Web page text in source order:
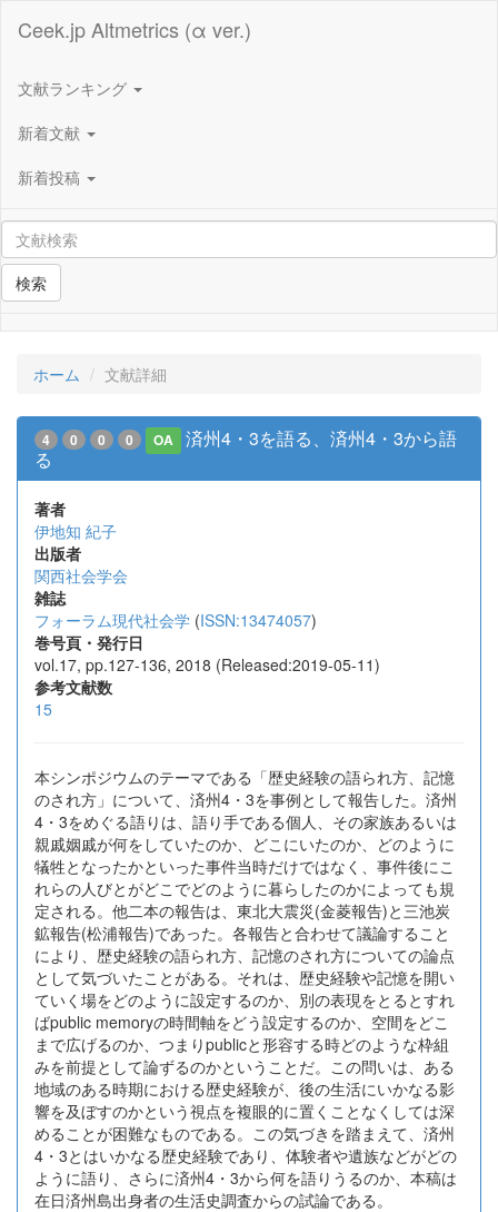
Ceek.jp Altmetrics (α ver.)
文献ランキング
新着文献
新着投稿
検索
ホーム 文献詳細
4 0 0 0 OA
済州4・3を語る、済州4・3から語
る
著者
伊地知 紀子
出版者
関西社会学会
雑誌
フォーラム現代社会学 (ISSN:13474057)
巻号頁・発行日
vol.17, pp.127-136, 2018 (Released:2019-05-11)
参考文献数
15
本シンポジウムのテーマである「歴史経験の語られ方、記憶
のされ方」について、済州4・3を事例として報告した。済州
4・3をめぐる語りは、語り手である個人、その家族あるいは
親戚姻戚が何をしていたのか、どこにいたのか、どのように
犠牲となったかといった事件当時だけではなく、事件後にこ
れらの人びとがどこでどのように暮らしたのかによっても規
定される。他二本の報告は、東北大震災(金菱報告)と三池炭
鉱報告(松浦報告)であった。各報告と合わせて議論すること
により、歴史経験の語られ方、記憶のされ方についての論点
として気づいたことがある。それは、歴史経験や記憶を開い
ていく場をどのように設定するのか、別の表現をとるとすれ
ばpublic memoryの時間軸をどう設定するのか、空間をどこ
まで広げるのか、つまりpublicと形容する時どのような枠組
みを前提として論ずるのかということだ。この問いは、ある
地域のある時期における歴史経験が、後の生活にいかなる影
響を及ぼすのかという視点を複眼的に置くことなくしては深
めることが困難なものである。この気づきを踏まえて、済州
4・3とはいかなる歴史経験であり、体験者や遺族などがどの
ように語り、さらに済州4・3から何を語りうるのか、本稿は
在日済州島出身者の生活史調査からの試論である。